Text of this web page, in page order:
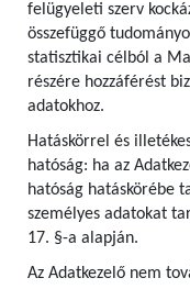
felügyeleti szerv
összefüggő
statisztikai célból a
részére hozzáférést
adatokhoz.
Hatáskörrel és
hatóság: ha az
hatóság hatáskörébe
személyes adatokat
17. §-a alapján.
Az Adatkezelő nem